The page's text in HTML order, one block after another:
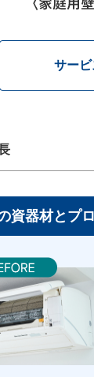
サー
資器材とプ